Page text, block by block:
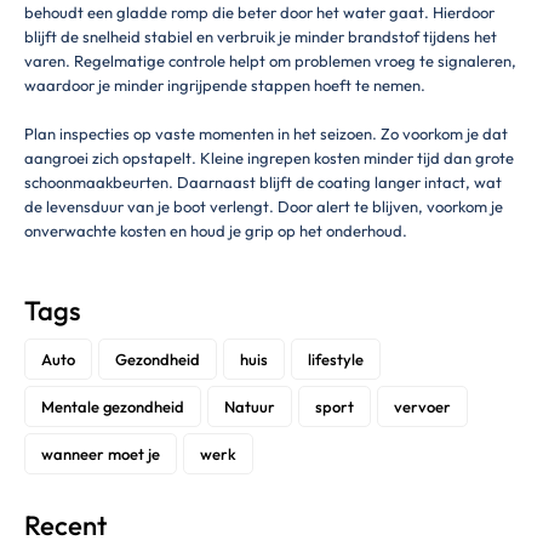
behoudt een gladde romp die beter door het water gaat. Hierdoor
blijft de snelheid stabiel en verbruik je minder brandstof tijdens het
varen. Regelmatige controle helpt om problemen vroeg te signaleren,
waardoor je minder ingrijpende stappen hoeft te nemen.
Plan inspecties op vaste momenten in het seizoen. Zo voorkom je dat
aangroei zich opstapelt. Kleine ingrepen kosten minder tijd dan grote
schoonmaakbeurten. Daarnaast blijft de coating langer intact, wat
de levensduur van je boot verlengt. Door alert te blijven, voorkom je
onverwachte kosten en houd je grip op het onderhoud.
Tags
Auto Gezondheid huis lifestyle
Mentale gezondheid Natuur sport vervoer
wanneer moet je werk
Recent